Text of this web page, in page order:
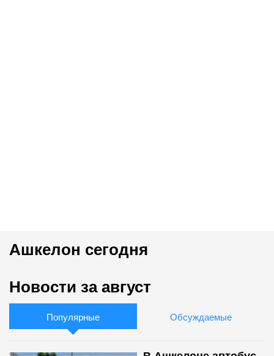
Ашкелон сегодня
Новости за август
Популярные Обсуждаемые